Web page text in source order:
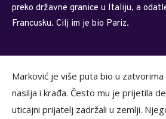
preko državne granice u Italiju, a
Francusku. Cilj im je bio Pariz.
Marković je više puta bio u
nasilja i krađa. Često mu je prijetila
uticajni prijatelj zadržali u zemlji.